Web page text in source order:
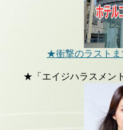
★衝撃のラストま
★「エイジハラスメン